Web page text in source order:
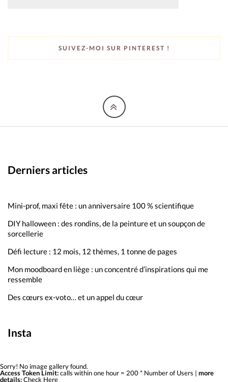
SUIVEZ-MOI SUR PINTEREST !
Derniers articles
Mini-prof, maxi fête : un anniversaire 100 % scientifique
DIY halloween : des rondins, de la peinture et un soupçon de
sorcellerie
Défi lecture : 12 mois, 12 thèmes, 1 tonne de pages
Mon moodboard en liège : un concentré d’inspirations qui me
ressemble
Des cœurs ex-voto… et un appel du cœur
Insta
Sorry! No image gallery found.
Access Token Limit:calls within one hour = 200 * Number of Users | more
details:Check Here